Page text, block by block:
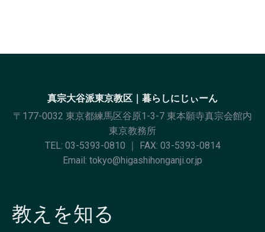
真宗大谷派東京教区｜暮らしにじぃーん
〒177-0032 東京都練馬区谷原1-3-7 東本願寺真宗会館内
東京教務所
TEL: 03-5393-0810 ｜ FAX: 03-5393-0814
Email: tokyo@higashihonganji.or.jp
教えを知る